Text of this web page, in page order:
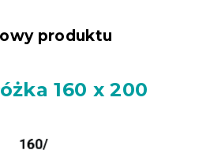
produktu
160 x 200